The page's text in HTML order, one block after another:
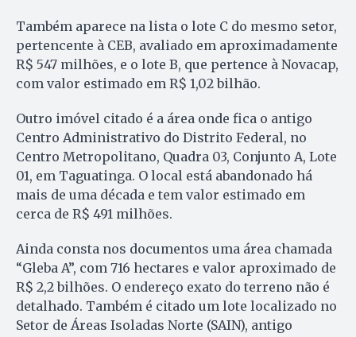
Também aparece na lista o lote C do mesmo setor,
pertencente à CEB, avaliado em aproximadamente
R$ 547 milhões, e o lote B, que pertence à Novacap,
com valor estimado em R$ 1,02 bilhão.
Outro imóvel citado é a área onde fica o antigo
Centro Administrativo do Distrito Federal, no
Centro Metropolitano, Quadra 03, Conjunto A, Lote
01, em Taguatinga. O local está abandonado há
mais de uma década e tem valor estimado em
cerca de R$ 491 milhões.
Ainda consta nos documentos uma área chamada
“Gleba A”, com 716 hectares e valor aproximado de
R$ 2,2 bilhões. O endereço exato do terreno não é
detalhado. Também é citado um lote localizado no
Setor de Áreas Isoladas Norte (SAIN), antigo